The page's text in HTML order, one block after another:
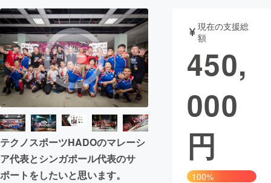
テクノロジー・ガジェット
映像・映画 書籍・雑誌
ビジネス・起業 チャレンジ
まちづくり・地域活性化
CAMPFIRE for Social Good
CAMPFIRE Creation
テクノスポーツHADOのマレーシ
ア代表とシンガポール代表のサ
ポートをしたいと思います。
現在の支援総
額
450,
000
円
100%